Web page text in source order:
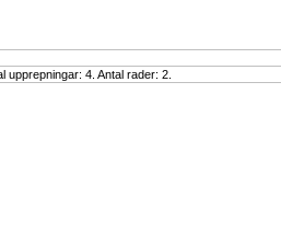
upprepningar: 4. Antal rader: 2.